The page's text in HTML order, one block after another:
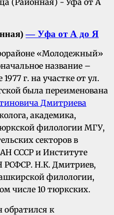
— Уфа от А до Я
«Молодежный»
название –
г. на участке от ул.
была переименована
Дмитриева
академика,
филологии МГУ,
секторов в
СССР и Институте
Н.К. Дмитриев,
филологии,
числе 10 тюркских.
обратился к